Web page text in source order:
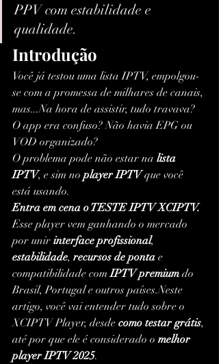
PPV com estabilidade e
qualidade.
Introdução
Você já testou uma lista IPTV, empolgou-
se com a promessa de milhares de canais,
mas...Na hora de assistir, tudo travava?
O app era confuso? Não havia EPG ou
VOD organizado?
O problema pode não estar na lista
IPTV, e sim no player IPTV que você
está usando.
Entra em cena o TESTE IPTV XCIPTV.
Esse player vem ganhando o mercado
por unir interface profissional,
estabilidade, recursos de ponta e
compatibilidade com IPTV premium do
Brasil, Portugal e outros países.Neste
artigo, você vai entender tudo sobre o
XCIPTV Player, desde como testar grátis,
até por que ele é considerado o melhor
player IPTV 2025.